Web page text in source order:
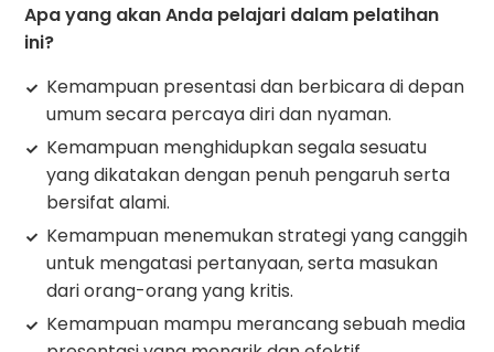
Apa yang akan Anda pelajari dalam pelatihan
ini?
Kemampuan presentasi dan berbicara di depan
umum secara percaya diri dan nyaman.
Kemampuan menghidupkan segala sesuatu
yang dikatakan dengan penuh pengaruh serta
bersifat alami.
Kemampuan menemukan strategi yang canggih
untuk mengatasi pertanyaan, serta masukan
dari orang-orang yang kritis.
Kemampuan mampu merancang sebuah media